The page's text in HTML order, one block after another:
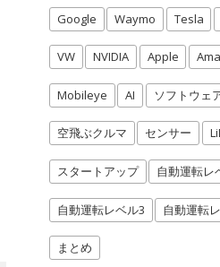
Google Waymo Tesla
VW NVIDIA Apple
Mobileye AI ソフトウェ
空飛ぶクルマ センサー
スタートアップ 自動運転レ
自動運転レベル3 自動運転
まとめ